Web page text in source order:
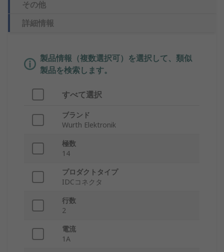
その他
詳細情報
製品情報（複数選択可）を選択して、類似
製品を検索します。
すべて選択
ブランド
Wurth Elektronik
極数
14
プロダクトタイプ
IDCコネクタ
行数
2
電流
1A